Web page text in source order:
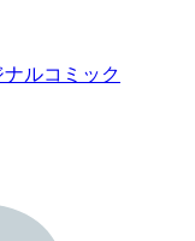
ルコミック